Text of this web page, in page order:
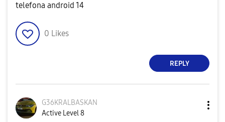
telefona android 14
0 Likes
REPLY
G36KRALBASKAN
Active Level 8